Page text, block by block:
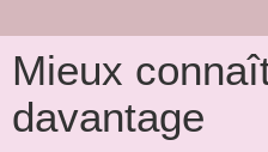
Mieux
davantage